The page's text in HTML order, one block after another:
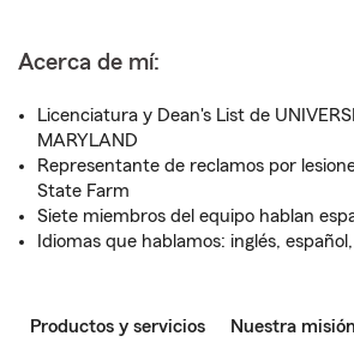
Acerca de mí:
Licenciatura y Dean's List de
MARYLAND
Representante de reclamos por
State Farm
Siete miembros del equipo hablan
Idiomas que hablamos: inglés,
Productos y servicios Nuestra misión